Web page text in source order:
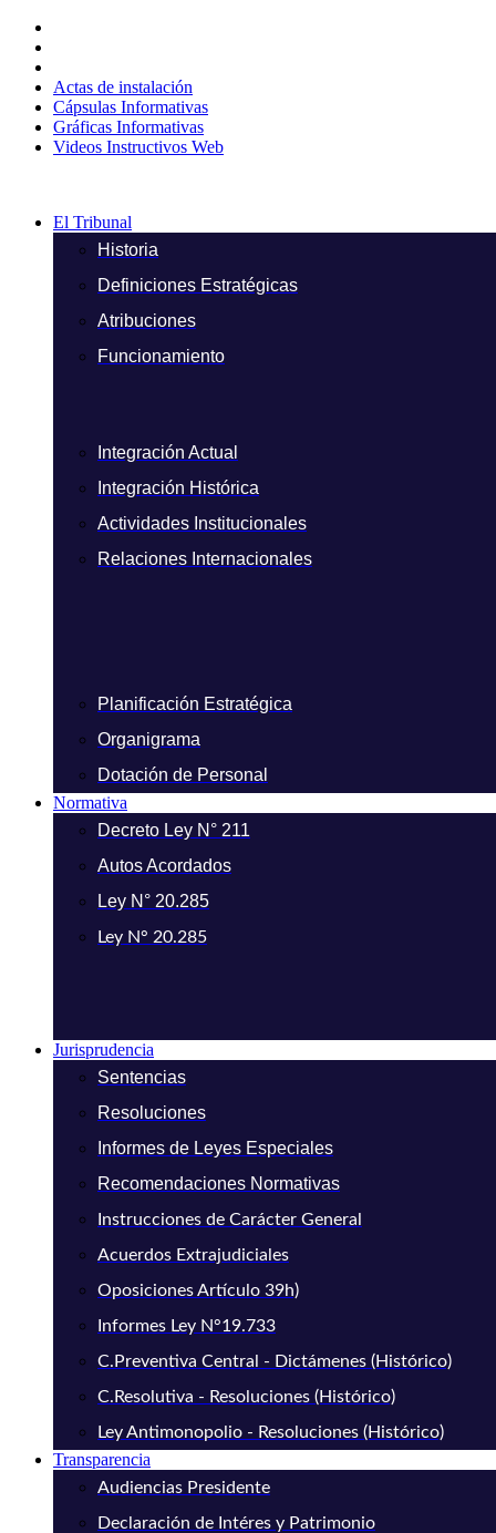
contenido
Actas de instalación
Cápsulas Informativas
Gráficas Informativas
Videos Instructivos Web
El Tribunal
Historia
Definiciones Estratégicas
Atribuciones
Funcionamiento
Integración Actual
Integración Histórica
Actividades Institucionales
Relaciones Internacionales
Planificación Estratégica
Organigrama
Dotación de Personal
Normativa
Decreto Ley N° 211
Autos Acordados
Ley N° 20.285
Ley N° 20.285
Jurisprudencia
Sentencias
Resoluciones
Informes de Leyes Especiales
Recomendaciones Normativas
Instrucciones de Carácter General
Acuerdos Extrajudiciales
Oposiciones Artículo 39h)
Informes Ley N°19.733
C.Preventiva Central - Dictámenes (Histórico)
C.Resolutiva - Resoluciones (Histórico)
Ley Antimonopolio - Resoluciones (Histórico)
Transparencia
Audiencias Presidente
Declaración de Intéres y Patrimonio